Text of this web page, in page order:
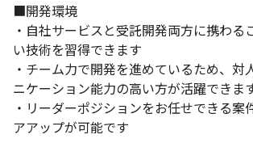
■開発環境
・自社サービスと受託開発両方に携わる
い技術を習得できます
・チーム力で開発を進めているため、対
ニケーション能力の高い方が活躍できま
・リーダーポジションをお任せできる案
アアップが可能です